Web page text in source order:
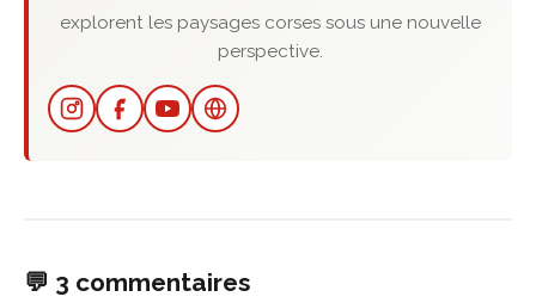
explorent les paysages corses sous une nouvelle
perspective.
💬 3 commentaires